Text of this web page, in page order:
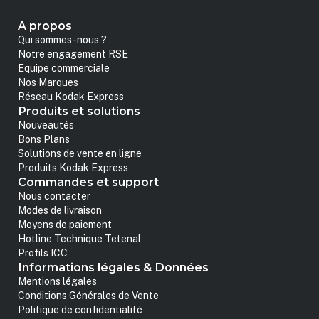
A propos
Qui sommes-nous ?
Notre engagement RSE
Equipe commerciale
Nos Marques
Réseau Kodak Express
Produits et solutions
Nouveautés
Bons Plans
Solutions de vente en ligne
Produits Kodak Express
Commandes et support
Nous contacter
Modes de livraison
Moyens de paiement
Hotline Technique Tetenal
Profils ICC
Informations légales & Données
Mentions légales
Conditions Générales de Vente
Politique de confidentialité